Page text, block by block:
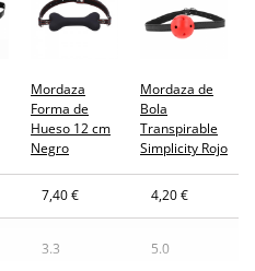
Mordaza
Forma de
Hueso 12 cm
Negro
Mordaza de
Bola
Transpirable
Simplicity Rojo
7,40 € 4,20 €
3.3 5.0